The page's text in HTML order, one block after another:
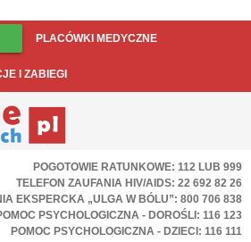
PLACÓWKI MEDYCZNE
I ZABIEGI
POGOTOWIE RATUNKOWE: 112 LUB 999
TELEFON ZAUFANIA HIV/AIDS: 22 692 82 26
EKSPERCKA „ULGA W BÓLU”: 800 706 838
PSYCHOLOGICZNA - DOROŚLI: 116 123
POMOC PSYCHOLOGICZNA - DZIECI: 116 111